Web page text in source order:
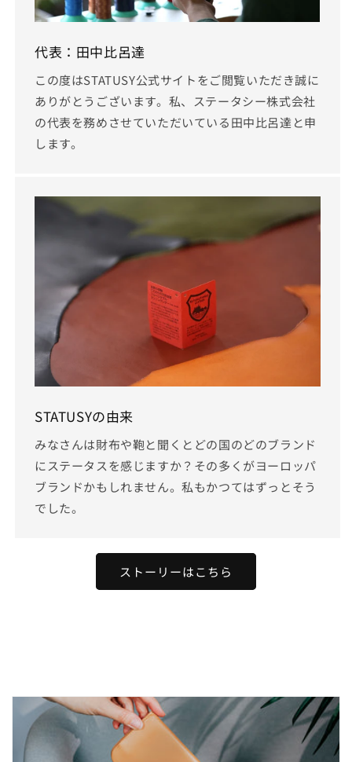
代表：田中比呂達
この度はSTATUSY公式サイトをご閲覧いただき誠に
ありがとうございます。私、ステータシー株式会社
の代表を務めさせていただいている田中比呂達と申
します。
STATUSYの由来
みなさんは財布や鞄と聞くとどの国のどのブランド
にステータスを感じますか？その多くがヨーロッパ
ブランドかもしれません。私もかつてはずっとそう
でした。
ストーリーはこちら